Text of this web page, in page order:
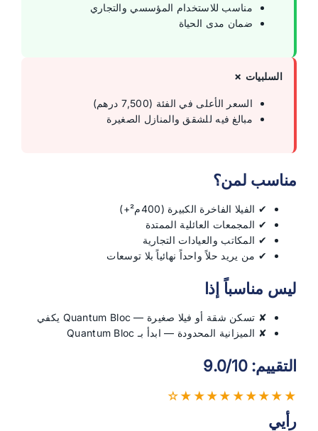
مناسب للاستخدام المؤسسي والتجاري
ضمان مدى الحياة
السلبيات ✗
السعر الأعلى في الفئة (7,500 درهم)
مبالغ فيه للشقق والمنازل الصغيرة
مناسب لمن؟
✔ الفيلا الفاخرة الكبيرة (400م²+)
✔ المجمعات العائلية الممتدة
✔ المكاتب والعيادات التجارية
✔ من يريد حلاً واحداً نهائياً بلا توسعات
ليس مناسباً إذا
✘ تسكن شقة أو فيلا صغيرة — Quantum Bloc يكفي
✘ الميزانية المحدودة — ابدأ بـ Quantum Bloc
التقييم: 9.0/10
★★★★★★★★★☆
رأيي